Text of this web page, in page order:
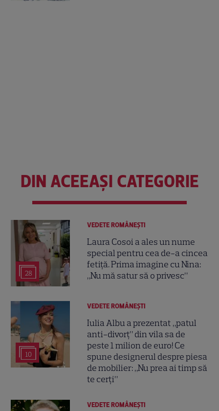
DIN ACEEAȘI CATEGORIE
28
VEDETE ROMÂNEŞTI
Laura Cosoi a ales un nume
special pentru cea de-a cincea
fetiță. Prima imagine cu Nina:
„Nu mă satur să o privesc”
10
VEDETE ROMÂNEŞTI
Iulia Albu a prezentat „patul
anti-divorț” din vila sa de
peste 1 milion de euro! Ce
spune designerul despre piesa
de mobilier: „Nu prea ai timp să
te cerți”
VEDETE ROMÂNEŞTI